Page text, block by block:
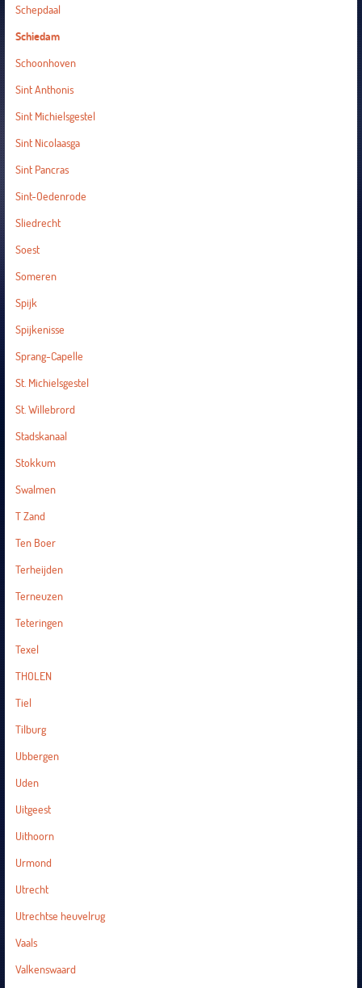
Schepdaal
Schiedam
Schoonhoven
Sint Anthonis
Sint Michielsgestel
Sint Nicolaasga
Sint Pancras
Sint-Oedenrode
Sliedrecht
Soest
Someren
Spijk
Spijkenisse
Sprang-Capelle
St. Michielsgestel
St. Willebrord
Stadskanaal
Stokkum
Swalmen
T Zand
Ten Boer
Terheijden
Terneuzen
Teteringen
Texel
THOLEN
Tiel
Tilburg
Ubbergen
Uden
Uitgeest
Uithoorn
Urmond
Utrecht
Utrechtse heuvelrug
Vaals
Valkenswaard